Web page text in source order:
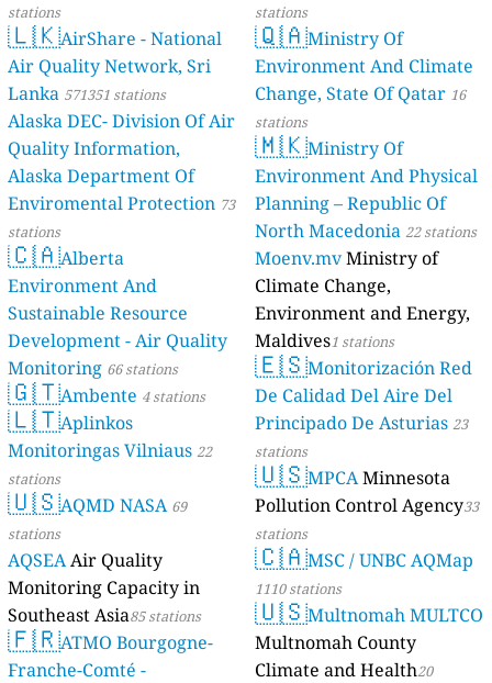
stations
🇱🇰AirShare - National
Air Quality Network, Sri
Lanka 571351 stations
Alaska DEC- Division Of Air
Quality Information,
Alaska Department Of
Enviromental Protection 73
stations
🇨🇦Alberta
Environment And
Sustainable Resource
Development - Air Quality
Monitoring 66 stations
🇬🇹Ambente 4 stations
🇱🇹Aplinkos
Monitoringas Vilniaus 22
stations
🇺🇸AQMD NASA 69
stations
AQSEAAir Quality
Monitoring Capacity in
Southeast Asia85 stations
🇫🇷ATMO Bourgogne-
Franche-Comté -
stations
🇶🇦Ministry Of
Environment And Climate
Change, State Of Qatar 16
stations
🇲🇰Ministry Of
Environment And Physical
Planning – Republic Of
North Macedonia 22 stations
Moenv.mvMinistry of
Climate Change,
Environment and Energy,
Maldives1 stations
🇪🇸Monitorización Red
De Calidad Del Aire Del
Principado De Asturias 23
stations
🇺🇸MPCAMinnesota
Pollution Control Agency33
stations
🇨🇦MSC / UNBC AQMap
1110 stations
🇺🇸Multnomah MULTCO
Multnomah County
Climate and Health20